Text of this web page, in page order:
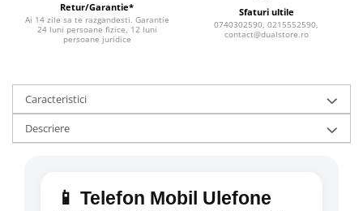
Retur/Garantie*
Ai 14 zile sa te razgandesti. Garantie
24 luni persoane fizice, 12 luni
persoane juridice
Sfaturi ultile
0740302590, 0215552590,
contact@dualstore.ro
Caracteristici
Descriere
📱 Telefon Mobil Ulefone